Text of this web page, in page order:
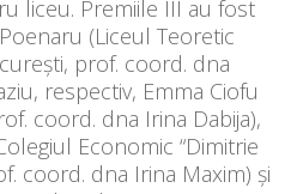
liceu. Premiile III au fost
(Liceul Teoretic
prof. coord. dna
respectiv, Emma Ciofu
coord. dna Irina Dabija),
Economic “Dimitrie
coord. dna Irina Maxim) şi